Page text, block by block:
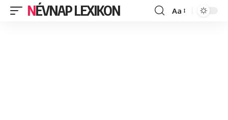
NÉVNAP LEXIKON
Font
Aa